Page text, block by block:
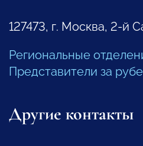
127473, г. Москва, 2-й
Региональные
Представители за
Другие контакты